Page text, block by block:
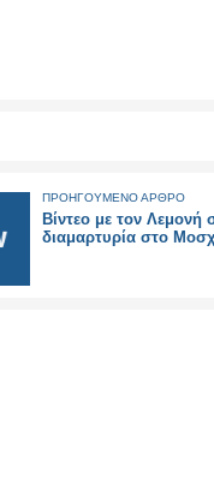
ΠΡΟΗΓΟΥΜΕΝΟ ΑΡΘΡΟ
Βίντεο με τον Λεμονή
διαμαρτυρία στο